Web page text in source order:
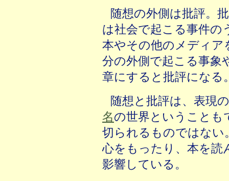
随想の外側は批評。
は社会で起こる事件の
本やその他のメディア
分の外側で起こる事象
章にすると批評になる
随想と批評は、表現
名の世界ということも
切られるものではない
心をもったり、本を読
影響している。